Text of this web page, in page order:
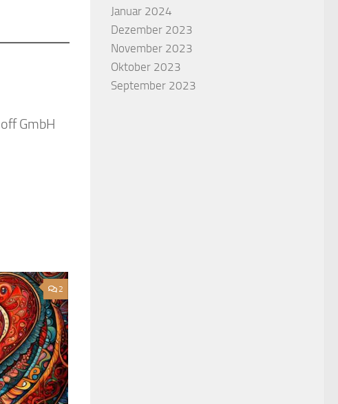
GmbH
2
Januar 2024
Dezember 2023
November 2023
Oktober 2023
September 2023